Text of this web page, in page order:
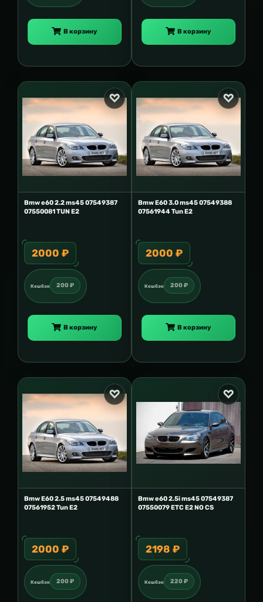
В корзину В корзину
Bmw e60 2.2 ms45 07549387
07550081 TUN E2
2000 ₽
Кешбэк 200 ₽
В корзину
Bmw E60 3.0 ms45 07549388
07561944 Tun E2
2000 ₽
Кешбэк 200 ₽
В корзину
Bmw E60 2.5 ms45 07549488
07561952 Tun E2
2000 ₽
Кешбэк 200 ₽
Bmw e60 2.5i ms45 07549387
07550079 ETC E2 NO CS
2198 ₽
Кешбэк 220 ₽